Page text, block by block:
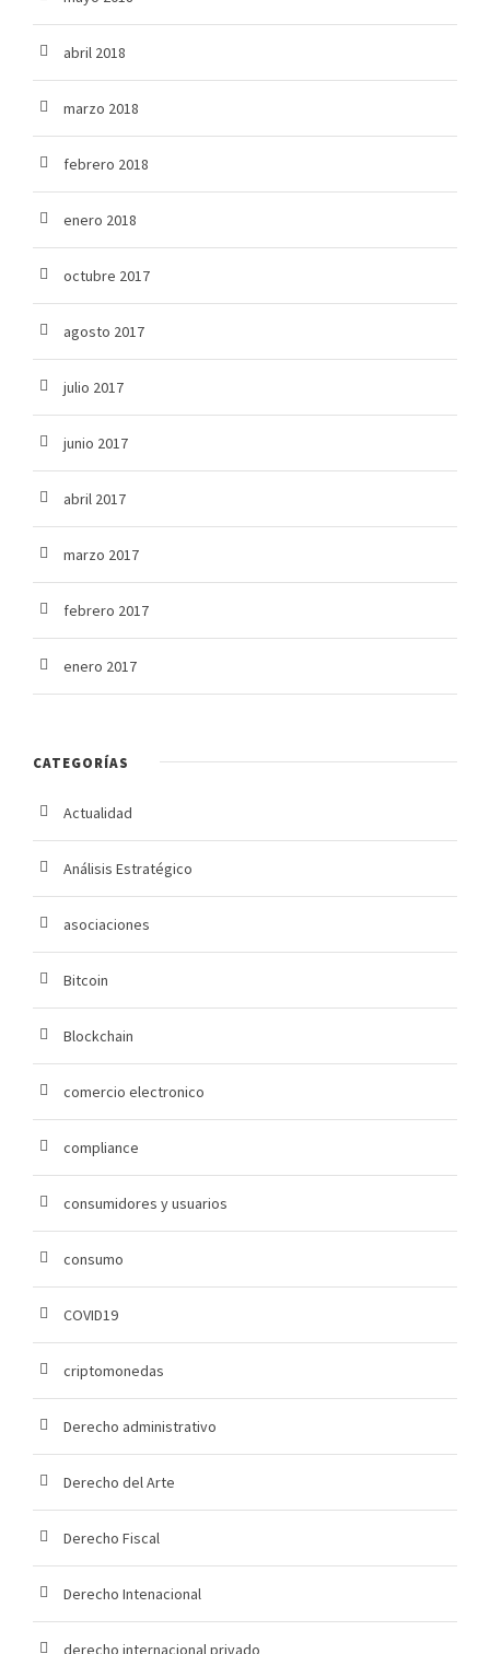
abril 2018
marzo 2018
febrero 2018
enero 2018
octubre 2017
agosto 2017
julio 2017
junio 2017
abril 2017
marzo 2017
febrero 2017
enero 2017
CATEGORÍAS
Actualidad
Análisis Estratégico
asociaciones
Bitcoin
Blockchain
comercio electronico
compliance
consumidores y usuarios
consumo
COVID19
criptomonedas
Derecho administrativo
Derecho del Arte
Derecho Fiscal
Derecho Intenacional
derecho internacional privado